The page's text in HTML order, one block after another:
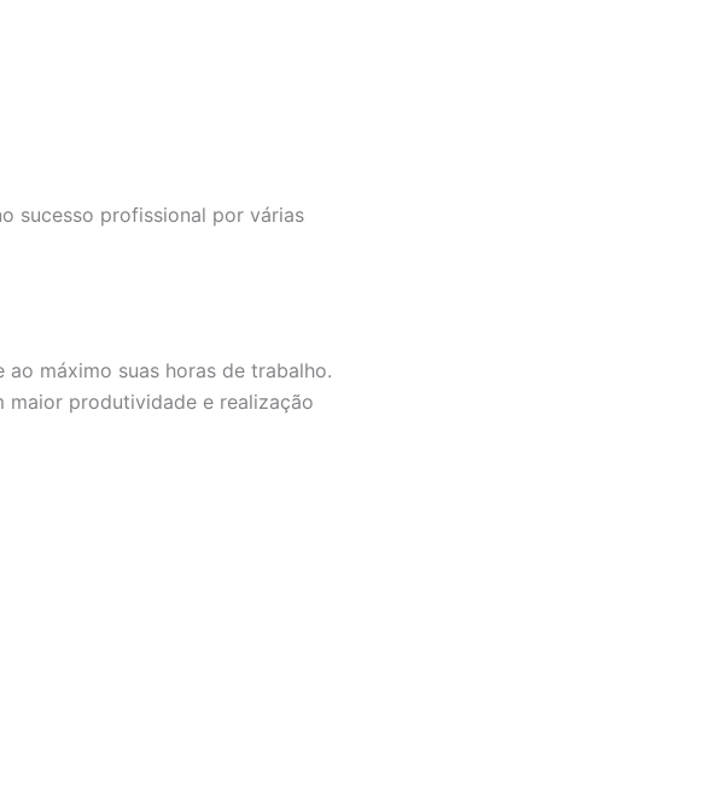
sucesso profissional por várias
máximo suas horas de trabalho.
maior produtividade e realização